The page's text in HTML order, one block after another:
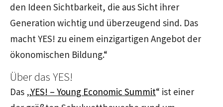
den Ideen Sichtbarkeit, die aus Sicht ihrer
Generation wichtig und überzeugend sind. Das
macht YES! zu einem einzigartigen Angebot der
ökonomischen Bildung.“
Über das YES!
Das „YES! – Young Economic Summit“ ist einer